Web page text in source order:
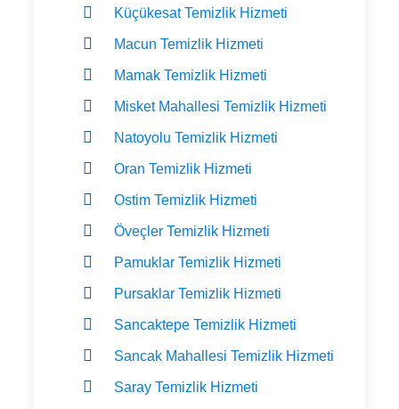
Küçükesat Temizlik Hizmeti
Macun Temizlik Hizmeti
Mamak Temizlik Hizmeti
Misket Mahallesi Temizlik Hizmeti
Natoyolu Temizlik Hizmeti
Oran Temizlik Hizmeti
Ostim Temizlik Hizmeti
Öveçler Temizlik Hizmeti
Pamuklar Temizlik Hizmeti
Pursaklar Temizlik Hizmeti
Sancaktepe Temizlik Hizmeti
Sancak Mahallesi Temizlik Hizmeti
Saray Temizlik Hizmeti